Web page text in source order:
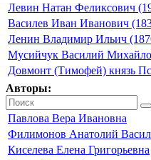
Левин Натан Феликсович
Василев Иван Иванович
Ленин Владимир Ильич
Мусийчук Василий
Довмонт (Тимофей) князь
Авторы:
Павлова Вера Ивановна
Филимонов Анатолий
Киселева Елена Григорьевна